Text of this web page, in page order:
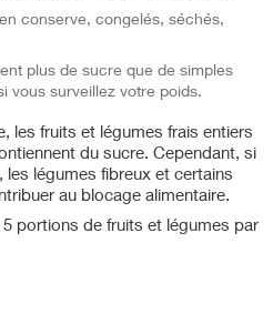
conserve, congelés, séchés,
plus de sucre que de simples
vous surveillez votre poids.
les fruits et légumes frais entiers
du sucre. Cependant, si
légumes fibreux et certains
au blocage alimentaire.
5 portions de fruits et légumes par